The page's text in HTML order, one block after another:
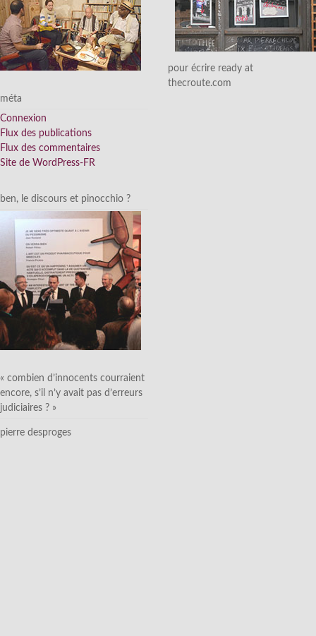
méta
Connexion
Flux des publications
Flux des commentaires
Site de WordPress-FR
ben, le discours et pinocchio ?
« combien d’innocents courraient
encore, s’il n’y avait pas d’erreurs
judiciaires ? »
pierre desproges
pour écrire ready at
thecroute.com